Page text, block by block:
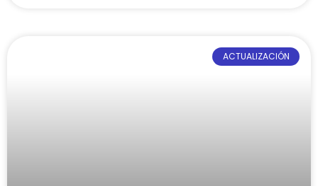
ACTUALIZACIÓN